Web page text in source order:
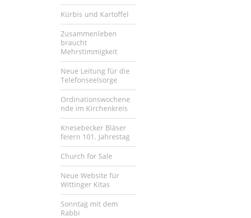
Kürbis und Kartoffel
Zusammenleben
braucht
Mehrstimmigkeit
Neue Leitung für die
Telefonseelsorge
Ordinationswochene
nde im Kirchenkreis
Knesebecker Bläser
feiern 101. Jahrestag
Church for Sale
Neue Website für
Wittinger Kitas
Sonntag mit dem
Rabbi